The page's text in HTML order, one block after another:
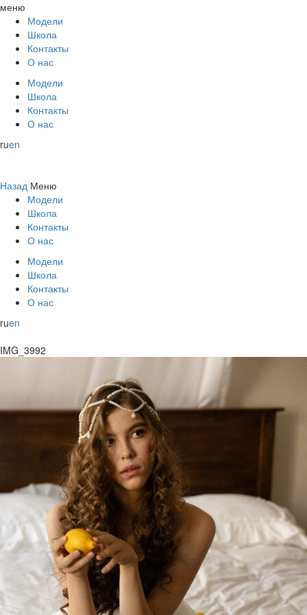
меню
Модели
Школа
Контакты
О нас
Модели
Школа
Контакты
О нас
ruen
Назад Меню
Модели
Школа
Контакты
О нас
Модели
Школа
Контакты
О нас
ruen
IMG_3992